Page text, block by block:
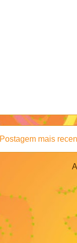
Postagem mais